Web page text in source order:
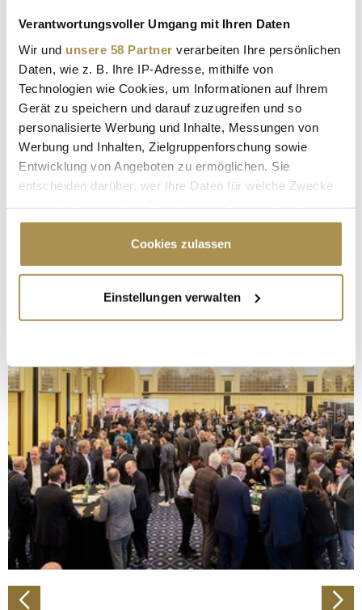
Verantwortungsvoller Umgang mit Ihren Daten
Wir und unsere 58 Partner verarbeiten Ihre persönlichen
Daten, wie z. B. Ihre IP-Adresse, mithilfe von
Technologien wie Cookies, um Informationen auf Ihrem
Gerät zu speichern und darauf zuzugreifen und so
personalisierte Werbung und Inhalte, Messungen von
Werbung und Inhalten, Zielgruppenforschung sowie
Entwicklung von Angeboten zu ermöglichen. Sie
entscheiden darüber, wer Ihre Daten für welche Zwecke
Cookie-Erklärung oder durch Klicken auf das Privacy
Trigger Symbol ändern oder widerrufen
Informationen über Ihre geografische Lage
erfassen, welche bis auf einige Meter genau sein
bestimmten Merkmalen (Fingerprinting) identifizieren
Erfahren Sie mehr darüber, wie Ihre persönlichen Daten
verarbeitet werden, und legen Sie Ihre Präferenzen im
Abschnitt Einzelheitenfest.
Wir verwenden Cookies, um Inhalte und Anzeigen zu
personalisieren, Funktionen für soziale Medien anbieten
zu können und die Zugriffe auf unsere Website zu
analysieren. Außerdem geben wir Informationen zu Ihrer
Verwendung unserer Website an unsere Partner für
Partner führen diese Informationen möglicherweise mit
Cookies zulassen
Einstellungen verwalten